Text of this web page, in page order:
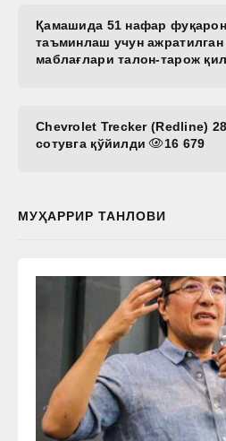
Қамашида 51 нафар
таъминлаш учун
маблағлари талон-тарож
Chevrolet Trecker (Redline)
сотувга қўйилди
16 679
МУҲАРРИР ТАНЛОВИ